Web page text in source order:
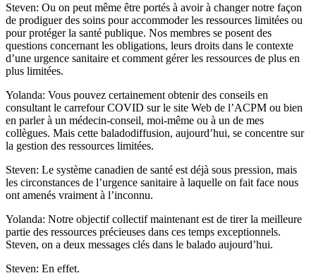
Steven: Ou on peut même être portés à avoir à changer notre façon
de prodiguer des soins pour accommoder les ressources limitées ou
pour protéger la santé publique. Nos membres se posent des
questions concernant les obligations, leurs droits dans le contexte
d’une urgence sanitaire et comment gérer les ressources de plus en
plus limitées.
Yolanda: Vous pouvez certainement obtenir des conseils en
consultant le carrefour COVID sur le site Web de l’ACPM ou bien
en parler à un médecin-conseil, moi-même ou à un de mes
collègues. Mais cette baladodiffusion, aujourd’hui, se concentre sur
la gestion des ressources limitées.
Steven: Le système canadien de santé est déjà sous pression, mais
les circonstances de l’urgence sanitaire à laquelle on fait face nous
ont amenés vraiment à l’inconnu.
Yolanda: Notre objectif collectif maintenant est de tirer la meilleure
partie des ressources précieuses dans ces temps exceptionnels.
Steven, on a deux messages clés dans le balado aujourd’hui.
Steven: En effet.